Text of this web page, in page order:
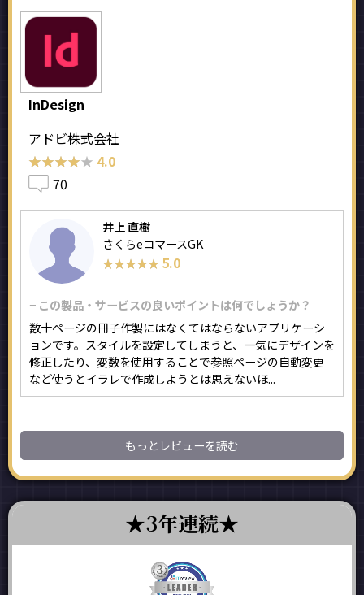
InDesign
アドビ株式会社
★★★★★
★★★★★ 4.0
70
井上 直樹
さくらeコマースGK
★★★★★
★★★★★ 5.0
− この製品・サービスの良いポイントは何でしょうか？
数十ページの冊子作製にはなくてはならないアプリケーシ
ョンです。スタイルを設定してしまうと、一気にデザインを
修正したり、変数を使用することで参照ページの自動変更
など使うとイラレで作成しようとは思えないほ...
もっとレビューを読む
3年連続